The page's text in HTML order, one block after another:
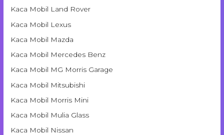
Kaca Mobil Land Rover
Kaca Mobil Lexus
Kaca Mobil Mazda
Kaca Mobil Mercedes Benz
Kaca Mobil MG Morris Garage
Kaca Mobil Mitsubishi
Kaca Mobil Morris Mini
Kaca Mobil Mulia Glass
Kaca Mobil Nissan